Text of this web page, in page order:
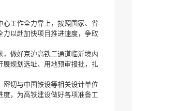
工作全力靠上，按照国家、省
以赴加快项目推进速度，争取
做好京沪高铁二通道临沂境内
展规划选址、用地预审报批，扎
切与中国铁设等相关设计单位
，为高铁建设做好各项准备工